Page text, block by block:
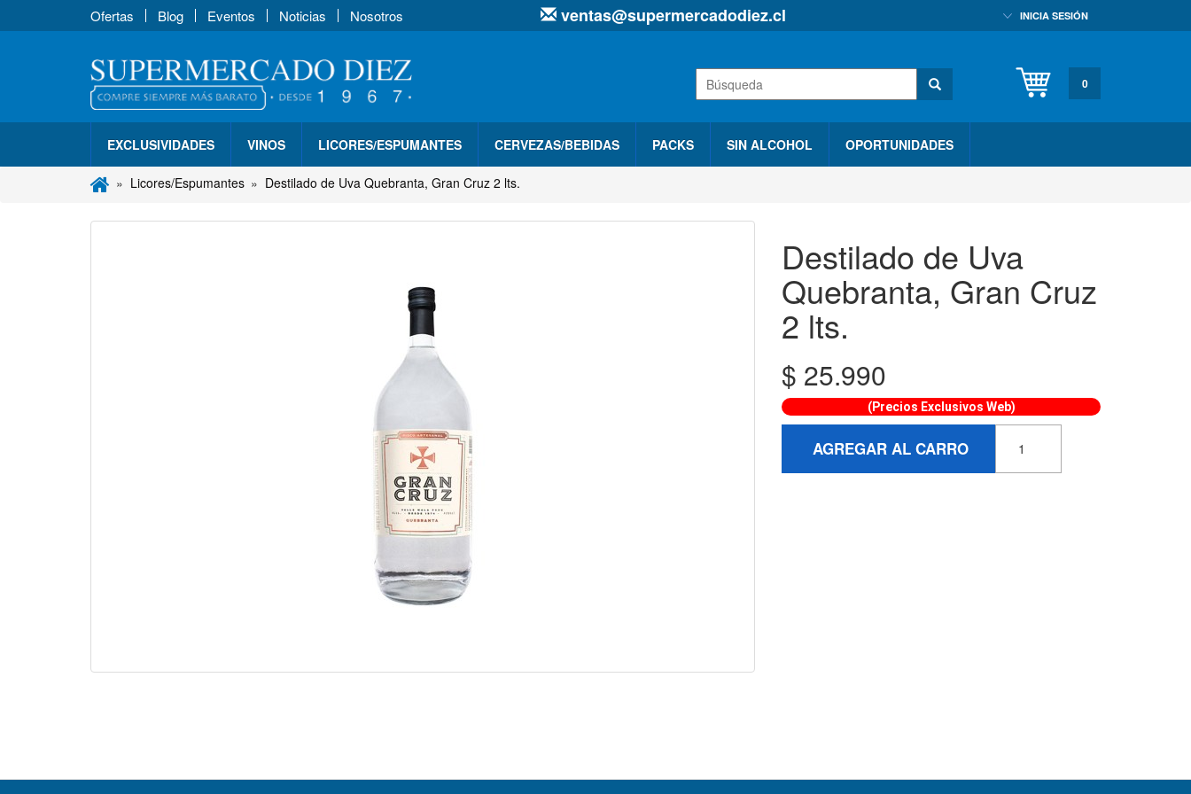
Ofertas Blog Eventos Noticias Nosotros INICIA SESIÓN
ventas@supermercadodiez.cl
0
EXCLUSIVIDADES VINOS LICORES/ESPUMANTES CERVEZAS/BEBIDAS PACKS SIN ALCOHOL OPORTUNIDADES
Licores/Espumantes Destilado de Uva Quebranta, Gran Cruz 2 lts.
Destilado de Uva
Quebranta, Gran Cruz
2 lts.
$ 25.990
(Precios Exclusivos Web)
AGREGAR AL CARRO